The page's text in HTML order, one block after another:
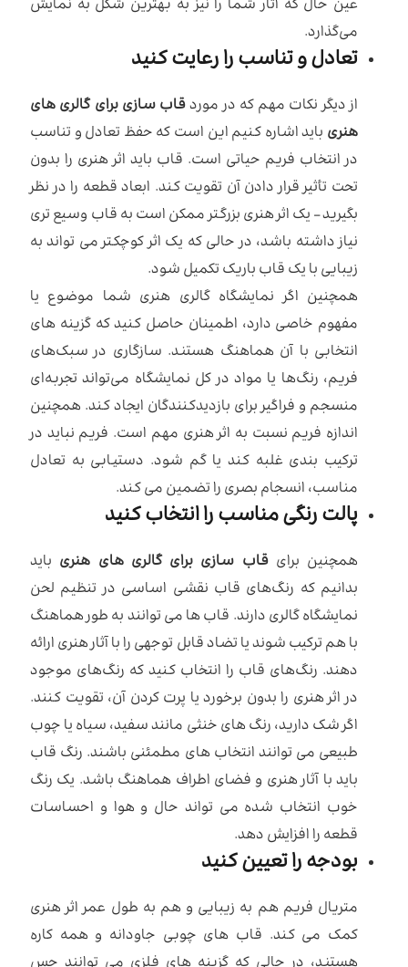
عین حال که آثار شما را نیز به بهترین شکل به نمایش
می‌گذارد.
تعادل و تناسب را رعایت کنید
از دیگر نکات مهم که در موردقاب سازی برای گالری های
هنری باید اشاره کنیم این است که حفظ تعادل و تناسب
در انتخاب فریم حیاتی است. قاب باید اثر هنری را بدون
تحت تأثیر قرار دادن آن تقویت کند. ابعاد قطعه را در نظر
بگیرید – یک اثر هنری بزرگتر ممکن است به قاب وسیع تری
نیاز داشته باشد، در حالی که یک اثر کوچکتر می تواند به
زیبایی با یک قاب باریک تکمیل شود.
همچنین اگر نمایشگاه گالری هنری شما موضوع یا
مفهوم خاصی دارد، اطمینان حاصل کنید که گزینه های
انتخابی با آن هماهنگ هستند. سازگاری در سبک‌های
فریم، رنگ‌ها یا مواد در کل نمایشگاه می‌تواند تجربه‌ای
منسجم و فراگیر برای بازدیدکنندگان ایجاد کند. همچنین
اندازه فریم نسبت به اثر هنری مهم است. فریم نباید در
ترکیب بندی غلبه کند یا گم شود. دستیابی به تعادل
مناسب، انسجام بصری را تضمین می کند.
پالت رنگی مناسب را انتخاب کنید
همچنین برایقاب سازی برای گالری های هنری باید
بدانیم که رنگ‌های قاب نقشی اساسی در تنظیم لحن
نمایشگاه گالری دارند. قاب ها می توانند به طور هماهنگ
با هم ترکیب شوند یا تضاد قابل توجهی را با آثار هنری ارائه
دهند. رنگ‌های قاب را انتخاب کنید که رنگ‌های موجود
در اثر هنری را بدون برخورد یا پرت کردن آن، تقویت کنند.
اگر شک دارید، رنگ های خنثی مانند سفید، سیاه یا چوب
طبیعی می توانند انتخاب های مطمئنی باشند. رنگ قاب
باید با آثار هنری و فضای اطراف هماهنگ باشد. یک رنگ
خوب انتخاب شده می تواند حال و هوا و احساسات
قطعه را افزایش دهد.
بودجه را تعیین کنید
متریال فریم هم به زیبایی و هم به طول عمر اثر هنری
کمک می کند. قاب های چوبی جاودانه و همه کاره